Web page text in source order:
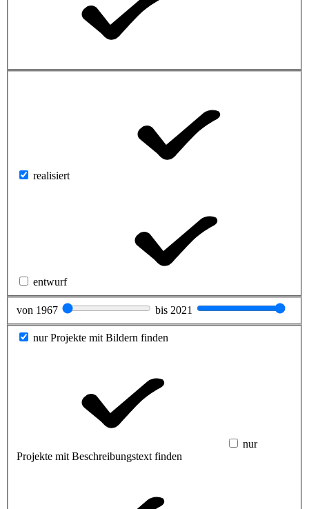
realisiert
entwurf
von 1967 bis 2021
nur Projekte mit Bildern finden
nur
Projekte mit Beschreibungstext finden